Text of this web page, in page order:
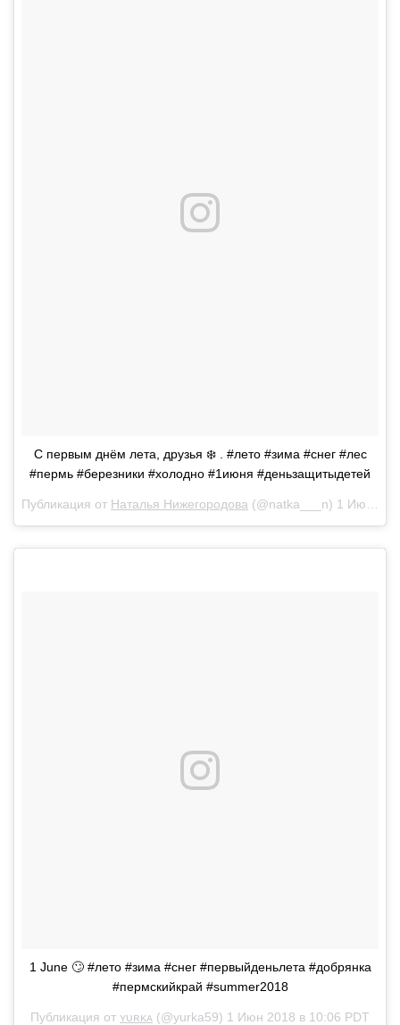
С первым днём лета, друзья ❄️ . #лето #зима #снег #лес
#пермь #березники #холодно #1июня #деньзащитыдетей
Публикация от Наталья Нижегородова (@natka___n) 1 Июн 2018 в 9:54 PDT
1 June 🙄 #лето #зима #снег #первыйденьлета #добрянка
#пермскийкрай #summer2018
Публикация от ʏᴜʀᴋᴀ (@yurka59) 1 Июн 2018 в 10:06 PDT